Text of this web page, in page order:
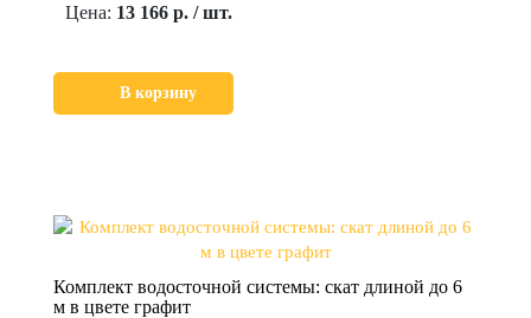
Цена: 13 166 р. / шт.
В корзину
Комплект водосточной системы: скат длиной до 6
м в цвете графит